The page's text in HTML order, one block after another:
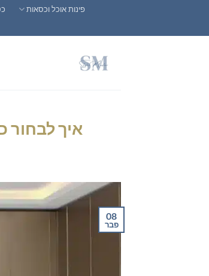
content
פינות אוכל וכסאות
איך לבחור
08
פבר